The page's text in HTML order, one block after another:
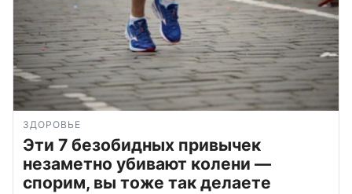
ЗДОРОВЬЕ
Эти 7 безобидных привычек
незаметно убивают колени —
спорим, вы тоже так делаете